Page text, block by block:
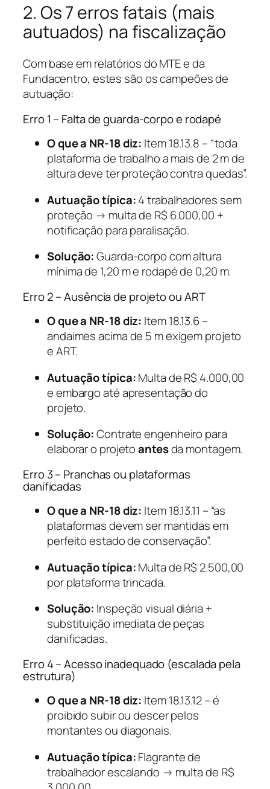
2. Os 7 erros fatais (mais
autuados) na fiscalização
Com base em relatórios do MTE e da
Fundacentro, estes são os campeões de
autuação:
Erro 1 – Falta de guarda-corpo e rodapé
O que a NR-18 diz: Item 18.13.8 – “toda
plataforma de trabalho a mais de 2 m de
altura deve ter proteção contra quedas”.
Autuação típica:4 trabalhadores sem
proteção → multa de R$ 6.000,00 +
notificação para paralisação.
Solução:Guarda-corpo com altura
mínima de 1,20 m e rodapé de 0,20 m.
Erro 2 – Ausência de projeto ou ART
O que a NR-18 diz: Item 18.13.6 –
andaimes acima de 5 m exigem projeto
e ART.
Autuação típica:Multa de R$ 4.000,00
e embargo até apresentação do
projeto.
Solução:Contrate engenheiro para
elaborar o projetoantesda montagem.
Erro 3 – Pranchas ou plataformas
danificadas
O que a NR-18 diz: Item 18.13.11 – “as
plataformas devem ser mantidas em
perfeito estado de conservação”.
Autuação típica:Multa de R$ 2.500,00
por plataforma trincada.
Solução: Inspeção visual diária +
substituição imediata de peças
danificadas.
Erro 4 – Acesso inadequado (escalada pela
estrutura)
O que a NR-18 diz: Item 18.13.12 – é
proibido subir ou descer pelos
montantes ou diagonais.
Autuação típica:Flagrante de
trabalhador escalando → multa de R$